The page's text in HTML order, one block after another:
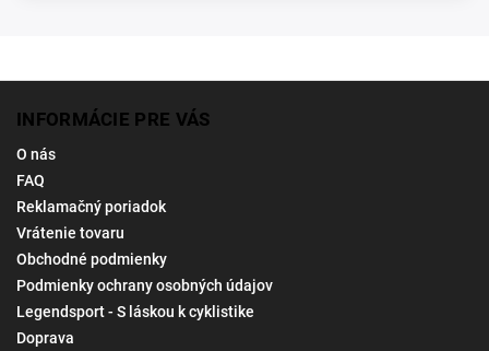
INFORMÁCIE PRE VÁS
O nás
FAQ
Reklamačný poriadok
Vrátenie tovaru
Obchodné podmienky
Podmienky ochrany osobných údajov
Legendsport - S láskou k cyklistike
Doprava